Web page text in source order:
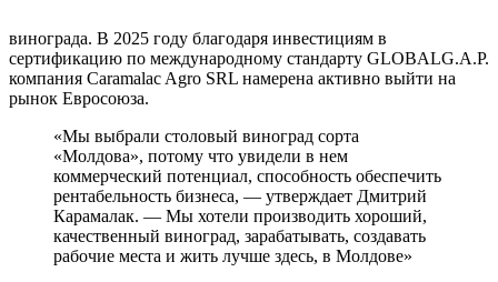
винограда. В 2025 году благодаря инвестициям в
сертификацию по международному стандарту GLOBALG.A.P.
компания Caramalac Agro SRL намерена активно выйти на
рынок Евросоюза.
«Мы выбрали столовый виноград сорта
«Молдова», потому что увидели в нем
коммерческий потенциал, способность обеспечить
рентабельность бизнеса, — утверждает Дмитрий
Карамалак. — Мы хотели производить хороший,
качественный виноград, зарабатывать, создавать
рабочие места и жить лучше здесь, в Молдове»